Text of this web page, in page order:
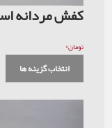
کفش مردانه
تومان۰
انتخاب گزینه ها